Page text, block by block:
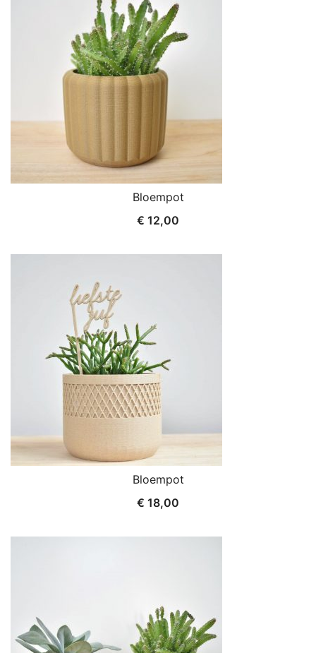
Bloempot
€ 12,00
Bloempot
€ 18,00